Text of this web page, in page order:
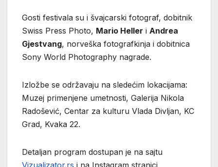
Gosti festivala su i švajcarski fotograf, dobitnik
Swiss Press Photo, Mario Heller i Andrea
Gjestvang, norveška fotografkinja i dobitnica
Sony World Photography nagrade.
Izložbe se održavaju na sledećim lokacijama:
Muzej primenjene umetnosti, Galerija Nikola
Radošević, Centar za kulturu Vlada Divljan, KC
Grad, Kvaka 22.
Detaljan program dostupan je na sajtu